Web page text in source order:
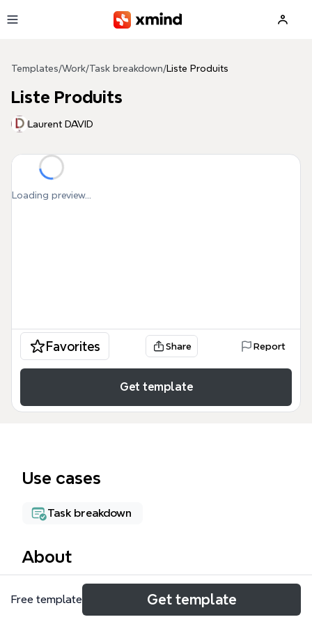
Templates/Work/Task breakdown/Liste Produits
Liste Produits
Laurent DAVID
Loading preview...
Favorites Share Report
Get template
Use cases
Task breakdown
About
Le modèle Liste Produits pour Xmind est un outil
d'inventaire structuré conçu pour les gestionnaires
Free template Get template